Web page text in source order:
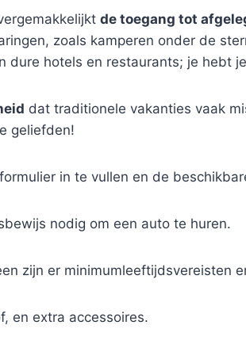
de toegang tot
zoals kamperen onder de
hotels en restaurants; je hebt
dat traditionele vakanties vaak
geliefden!
in te vullen en de
nodig om een auto te huren.
zijn er minimumleeftijdsvereisten
en extra accessoires.